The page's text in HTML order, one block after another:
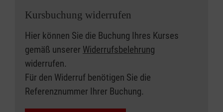
Kursbuchung widerrufen
Hier können Sie die Buchung Ihres Kurses
gemäß unserer Widerrufsbelehrung
widerrufen.
Für den Widerruf benötigen Sie die
Referenznummer Ihrer Buchung.